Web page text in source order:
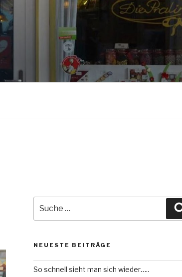
nach:
NEUESTE BEITRÄGE
So schnell sieht man sich wieder…..